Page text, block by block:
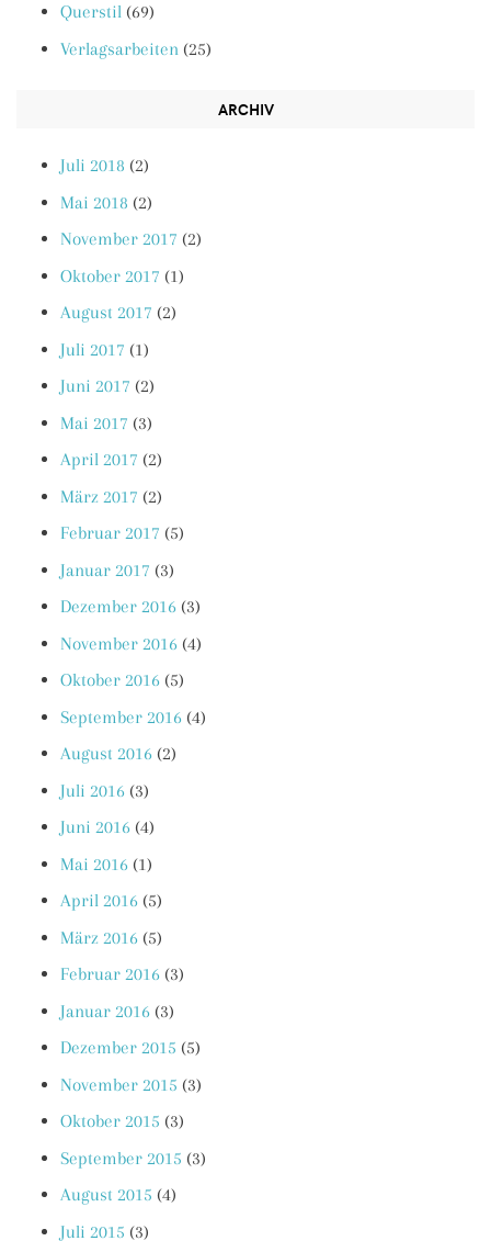
Querstil (69)
Verlagsarbeiten (25)
ARCHIV
Juli 2018 (2)
Mai 2018 (2)
November 2017 (2)
Oktober 2017 (1)
August 2017 (2)
Juli 2017 (1)
Juni 2017 (2)
Mai 2017 (3)
April 2017 (2)
März 2017 (2)
Februar 2017 (5)
Januar 2017 (3)
Dezember 2016 (3)
November 2016 (4)
Oktober 2016 (5)
September 2016 (4)
August 2016 (2)
Juli 2016 (3)
Juni 2016 (4)
Mai 2016 (1)
April 2016 (5)
März 2016 (5)
Februar 2016 (3)
Januar 2016 (3)
Dezember 2015 (5)
November 2015 (3)
Oktober 2015 (3)
September 2015 (3)
August 2015 (4)
Juli 2015 (3)